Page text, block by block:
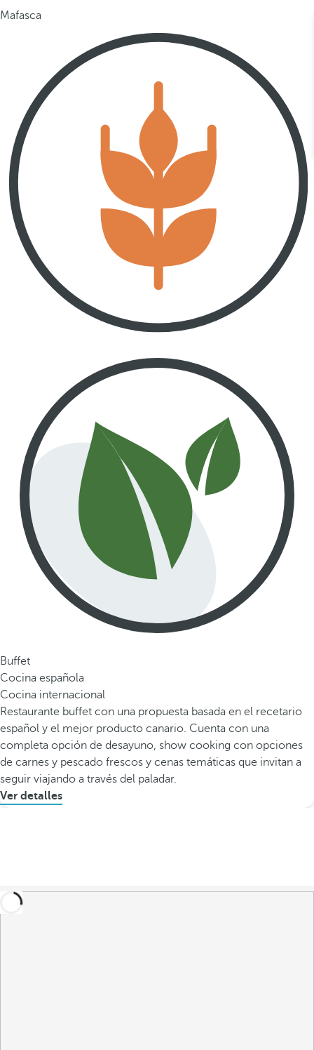
Mafasca
Buffet
Cocina española
Cocina internacional
Restaurante buffet con una propuesta basada en el recetario
español y el mejor producto canario. Cuenta con una
completa opción de desayuno, show cooking con opciones
de carnes y pescado frescos y cenas temáticas que invitan a
seguir viajando a través del paladar.
Ver detalles